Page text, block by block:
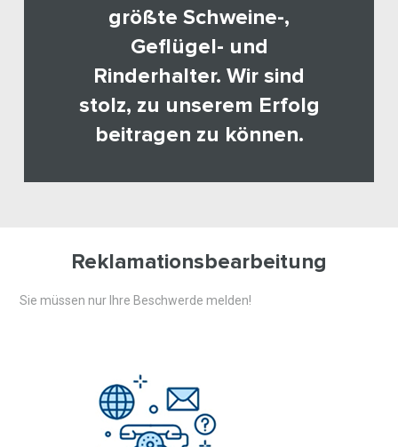
größte Schweine-,
Geflügel- und
Rinderhalter. Wir sind
stolz, zu unserem Erfolg
beitragen zu können.
Reklamationsbearbeitung
Sie müssen nur Ihre Beschwerde melden!